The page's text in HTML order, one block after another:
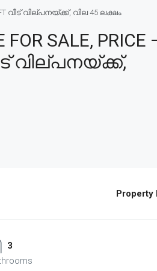
വീട് വില്പനയ്ക്ക്, വില 45 ലക്ഷം.
SALE, PRICE
വില്പനയ്ക്ക്,
Property
3